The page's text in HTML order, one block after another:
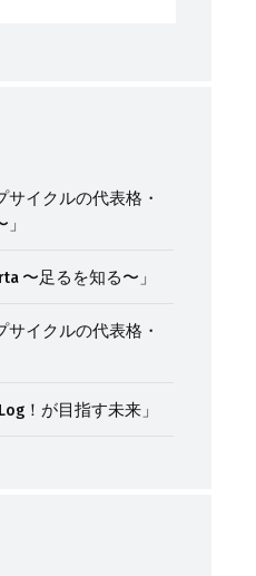
サイクルの代表格・
〜足るを知る〜」
サイクルの代表格・
！が目指す未来」